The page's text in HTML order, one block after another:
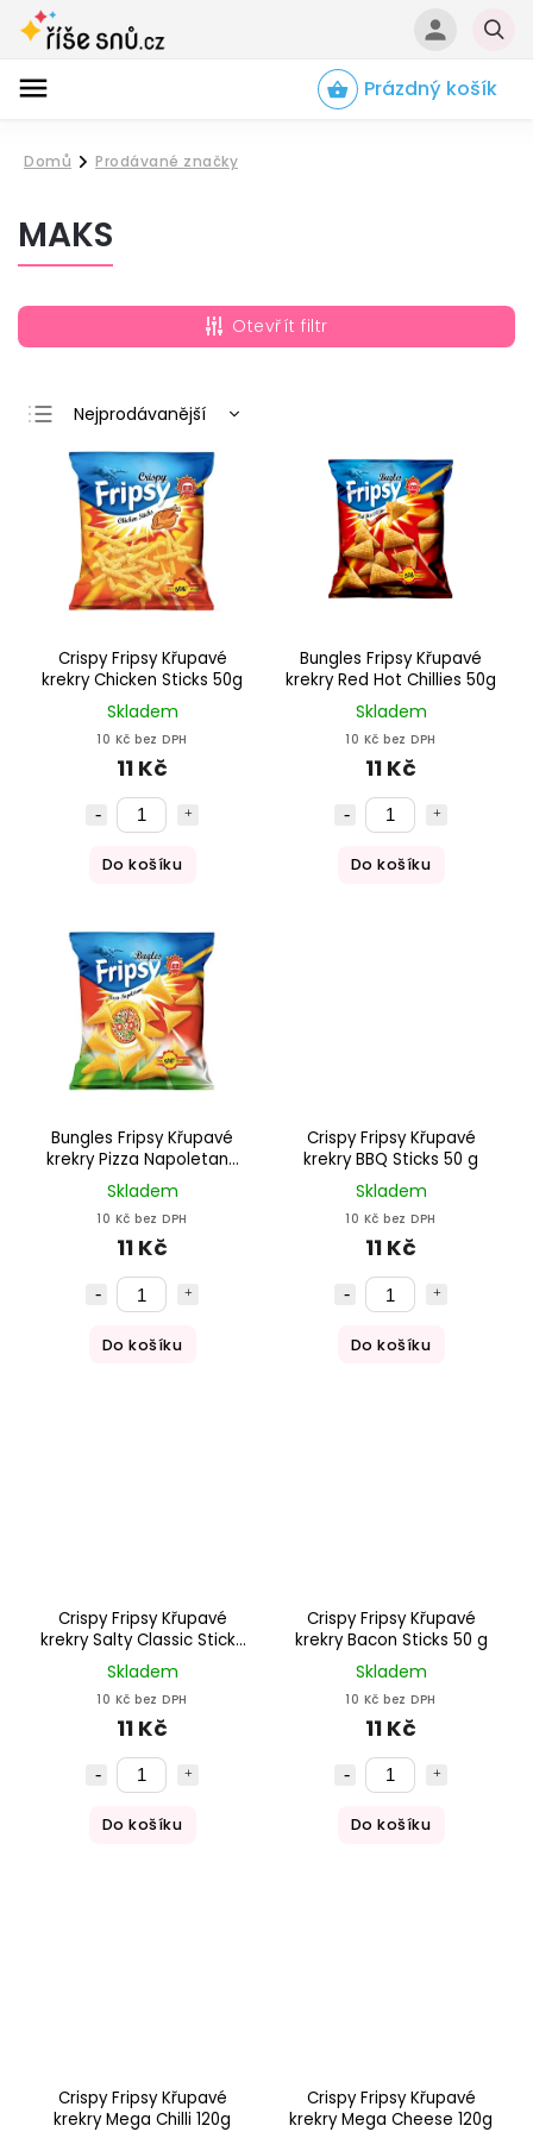
Prázdný košík
Domů
/
Prodávané značky
MAKS
Otevřít filtr
Nejprodávanější
Nejlevnější
Nejdražší
Abecedně
Crispy Fripsy Křupavé
krekry Chicken Sticks 50g
Skladem
10 Kč bez DPH
11 Kč
Do košíku
Bungles Fripsy Křupavé
krekry Red Hot Chillies 50g
Skladem
10 Kč bez DPH
11 Kč
Do košíku
Bungles Fripsy Křupavé
krekry Pizza Napoletana
50g
Skladem
10 Kč bez DPH
11 Kč
Do košíku
Crispy Fripsy Křupavé
krekry BBQ Sticks 50 g
Skladem
10 Kč bez DPH
11 Kč
Do košíku
Crispy Fripsy Křupavé
krekry Salty Classic Sticks
50g
Skladem
10 Kč bez DPH
11 Kč
Do košíku
Crispy Fripsy Křupavé
krekry Bacon Sticks 50 g
Skladem
10 Kč bez DPH
11 Kč
Do košíku
Crispy Fripsy Křupavé
krekry Mega Chilli 120g
Crispy Fripsy Křupavé
krekry Mega Cheese 120g